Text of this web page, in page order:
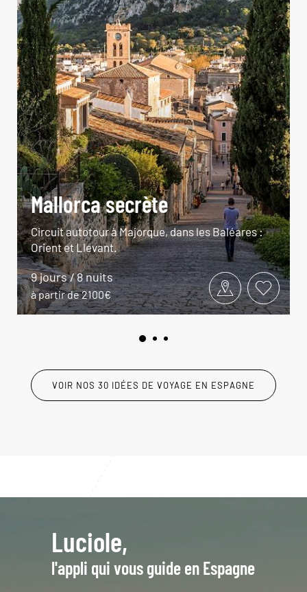
Mallorca secrète
Circuit autotour à Majorque, dans les Baléares :
Orient et Llevant.
9 jours / 8 nuits
à partir de 2100€
VOIR NOS 30 IDÉES DE VOYAGE EN ESPAGNE
Luciole,
l'appli qui vous guide en Espagne